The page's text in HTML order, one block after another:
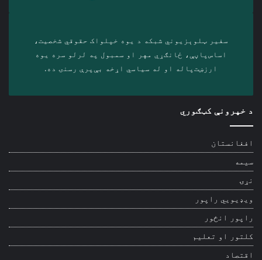
سفیر ټلوېزیوني شبکه د‎ یوه خپلواک حقوقي شخصیت،
اساس‌پاڼې، ځانګړي مهر او سمبول په لرلو سره ‎یوه
ارزښت‌پاله او ‎له سیاسي اړخه بې‌پرې رسنۍ ده.
د خپرونې کټګوري
افغانستان
سیمه
نړۍ
ویډیويي راپور
راپور انځور
کلتور او تعلیم
اقتصاد